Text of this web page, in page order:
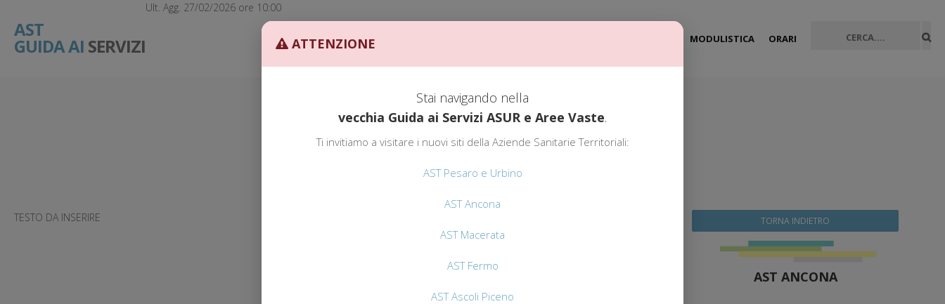
AST
GUIDA AI SERVIZI
Ult. Agg. 27/02/2026 ore 10:00
MODULISTICA ORARI
GUIDA AI SERVIZIAST
SICUREZZA AMBIENTI DI LAVORO
TESTO DA INSERIRE TORNA INDIETRO
AST ANCONA
ATTENZIONE
Stai navigando nella
vecchia Guida ai Servizi ASUR e Aree Vaste.
Ti invitiamo a visitare i nuovi siti della Aziende Sanitarie Territoriali:
AST Pesaro e Urbino
AST Ancona
AST Macerata
AST Fermo
AST Ascoli Piceno